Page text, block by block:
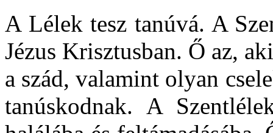
A Lélek tesz tanúvá. A
Jézus Krisztusban. Ő az,
a szád, valamint olyan
tanúskodnak. A